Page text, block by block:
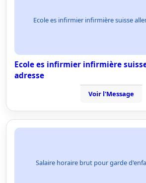
Ecole es infirmier infirmière suisse
Ecole es infirmier infirmière
adresse
Voir l'Message
Salaire horaire brut pour garde